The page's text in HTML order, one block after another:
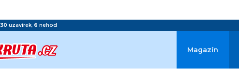
30 uzavírek, 6 nehod
Magazín